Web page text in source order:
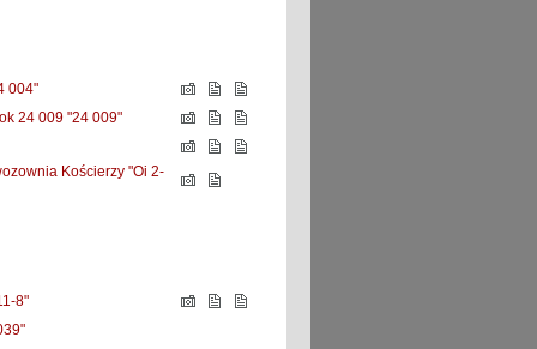
004"
24 009 "24 009"
Kościerzy "Oi 2-
8"